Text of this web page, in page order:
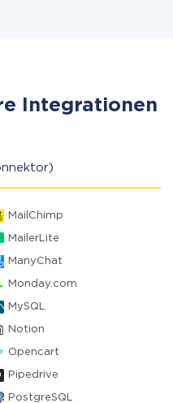
Integrationen
MailChimp
MailerLite
ManyChat
Monday.com
MySQL
Notion
Opencart
Pipedrive
PostgreSQL